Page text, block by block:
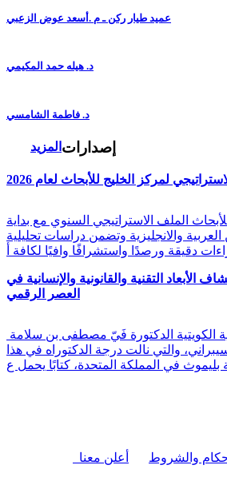
عميد طيار ركن ـ م .أسعد عوض الزعبي
د. هيله حمد المكيمي
د. فاطمة الشامسي
المزيد إصدارات
لمركز الخليج للأبحاث لعام 2026
الملف الاستراتيجي السنوي مع بداية
العربية والانجليزية وتضمن دراسات تحليلية
دقيقة ورصدًا واستشرافًا وافيًا لكافة أ
الأبعاد التقنية والقانونية والإنسانية في
العصر الرقمي
والتي نالت درجة الدكتوراه في هذا
في المملكة المتحدة، كتابًا يحمل ع
أعلن معنا والشروط